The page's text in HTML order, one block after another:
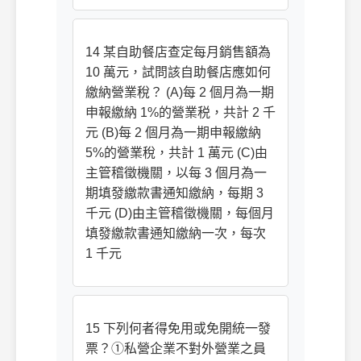
14 某自助餐店查定每月銷售額為
10 萬元，試問該自助餐店應如何
繳納營業稅？ (A)每 2 個月為一期
申報繳納 1%的營業税，共計 2 千
元 (B)每 2 個月為一期申報繳納
5%的營業稅，共計 1 萬元 (C)由
主管稽徵機關，以每 3 個月為一
期填發繳款書通知繳納，每期 3
千元 (D)由主管稽徵機關，每個月
填發繳款書通知繳納一次，每次
1 千元
15 下列何者得免用或免開統一發
票？①私營企業不對外營業之員